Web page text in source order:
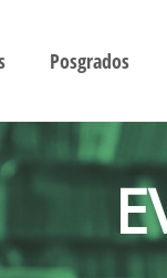
Posgrados